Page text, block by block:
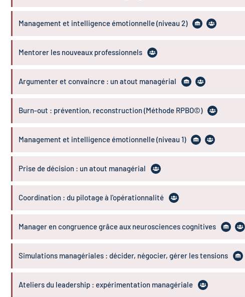
Management et intelligence émotionnelle (niveau 2)
Mentorer les nouveaux professionnels
Argumenter et convaincre : un atout managérial
Burn-out : prévention, reconstruction (Méthode RPBO©)
Management et intelligence émotionnelle (niveau 1)
Prise de décision : un atout managérial
Coordination : du pilotage à l'opérationnalité
Manager en congruence grâce aux neurosciences cognitives
Simulations managériales : décider, négocier, gérer les tensions
Ateliers du leadership : expérimentation managériale